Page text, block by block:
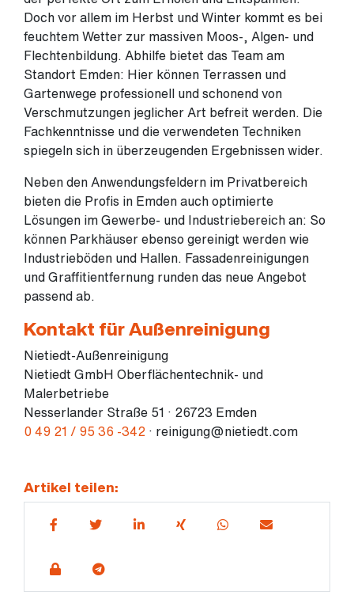
Doch vor allem im Herbst und Winter kommt es bei
feuchtem Wetter zur massiven Moos-, Algen- und
Flechtenbildung. Abhilfe bietet das Team am
Standort Emden: Hier können Terrassen und
Gartenwege professionell und schonend von
Verschmutzungen jeglicher Art befreit werden. Die
Fachkenntnisse und die verwendeten Techniken
spiegeln sich in überzeugenden Ergebnissen wider.
Neben den Anwendungsfeldern im Privatbereich
bieten die Profis in Emden auch optimierte
Lösungen im Gewerbe- und Industriebereich an: So
können Parkhäuser ebenso gereinigt werden wie
Industrieböden und Hallen. Fassadenreinigungen
und Graffitientfernung runden das neue Angebot
passend ab.
Kontakt für Außenreinigung
Nietiedt-Außenreinigung
Nietiedt GmbH Oberflächentechnik- und
Malerbetriebe
Nesserlander Straße 51 · 26723 Emden
0 49 21 / 95 36 -342 · reinigung@nietiedt.com
Artikel teilen: